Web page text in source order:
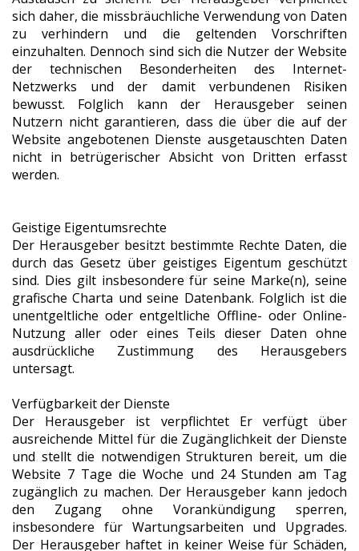
sich daher, die missbräuchliche Verwendung von Daten
zu verhindern und die geltenden Vorschriften
einzuhalten. Dennoch sind sich die Nutzer der Website
der technischen Besonderheiten des Internet-
Netzwerks und der damit verbundenen Risiken
bewusst. Folglich kann der Herausgeber seinen
Nutzern nicht garantieren, dass die über die auf der
Website angebotenen Dienste ausgetauschten Daten
nicht in betrügerischer Absicht von Dritten erfasst
werden.
Geistige Eigentumsrechte
Der Herausgeber besitzt bestimmte Rechte Daten, die
durch das Gesetz über geistiges Eigentum geschützt
sind. Dies gilt insbesondere für seine Marke(n), seine
grafische Charta und seine Datenbank. Folglich ist die
unentgeltliche oder entgeltliche Offline- oder Online-
Nutzung aller oder eines Teils dieser Daten ohne
ausdrückliche Zustimmung des Herausgebers
untersagt.
Verfügbarkeit der Dienste
Der Herausgeber ist verpflichtet Er verfügt über
ausreichende Mittel für die Zugänglichkeit der Dienste
und stellt die notwendigen Strukturen bereit, um die
Website 7 Tage die Woche und 24 Stunden am Tag
zugänglich zu machen. Der Herausgeber kann jedoch
den Zugang ohne Vorankündigung sperren,
insbesondere für Wartungsarbeiten und Upgrades.
Der Herausgeber haftet in keiner Weise für Schäden,